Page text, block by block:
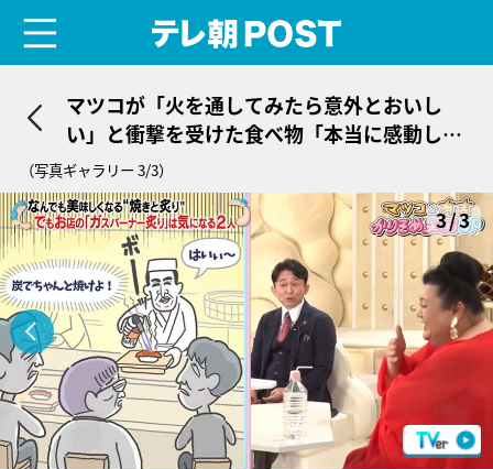
マツコが「火を通してみたら意外とおいし
い」と衝撃を受けた食べ物「本当に感動し
た」
（写真ギャラリー 3/3）
3/3